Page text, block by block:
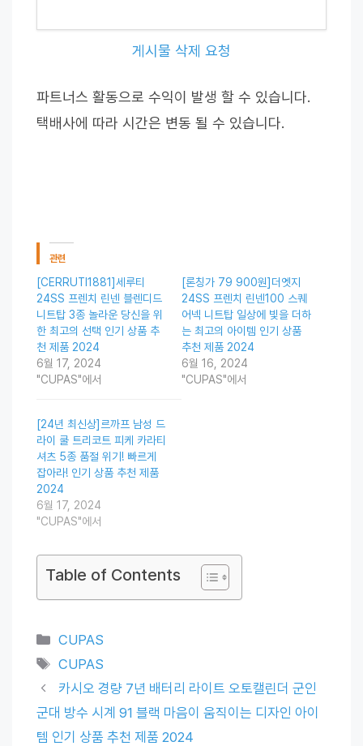
게시물 삭제 요청
파트너스 활동으로 수익이 발생 할 수 있습니다.
택배사에 따라 시간은 변동 될 수 있습니다.
관련
[CERRUTI1881]세루티
24SS 프렌치 린넨 블렌디드
니트탑 3종 놀라운 당신을 위
한 최고의 선택 인기 상품 추
천 제품 2024
6월 17, 2024
"CUPAS"에서
[론칭가 79 900원]더엣지
24SS 프렌치 린넨100 스퀘
어넥 니트탑 일상에 빛을 더하
는 최고의 아이템 인기 상품
추천 제품 2024
6월 16, 2024
"CUPAS"에서
[24년 최신상]르까프 남성 드
라이 쿨 트리코트 피케 카라티
셔츠 5종 품절 위기! 빠르게
잡아라! 인기 상품 추천 제품
2024
6월 17, 2024
"CUPAS"에서
Table of Contents
Categories
CUPAS
Tags
CUPAS
카시오 경량 7년 배터리 라이트 오토캘린더 군인
군대 방수 시계 91 블랙 마음이 움직이는 디자인 아이
템 인기 상품 추천 제품 2024